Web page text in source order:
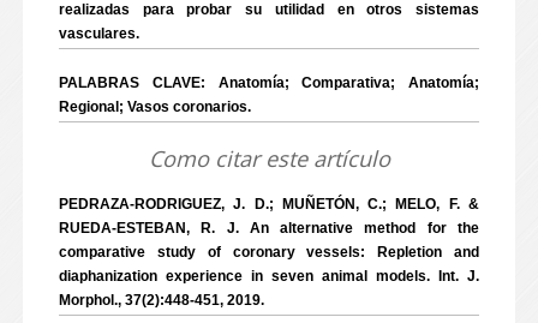
realizadas para probar su utilidad en otros sistemas
vasculares.
PALABRAS CLAVE: Anatomía; Comparativa; Anatomía;
Regional; Vasos coronarios.
Como citar este artículo
PEDRAZA-RODRIGUEZ, J. D.; MUÑETÓN, C.; MELO, F. &
RUEDA-ESTEBAN, R. J. An alternative method for the
comparative study of coronary vessels: Repletion and
diaphanization experience in seven animal models. Int. J.
Morphol., 37(2):448-451, 2019.